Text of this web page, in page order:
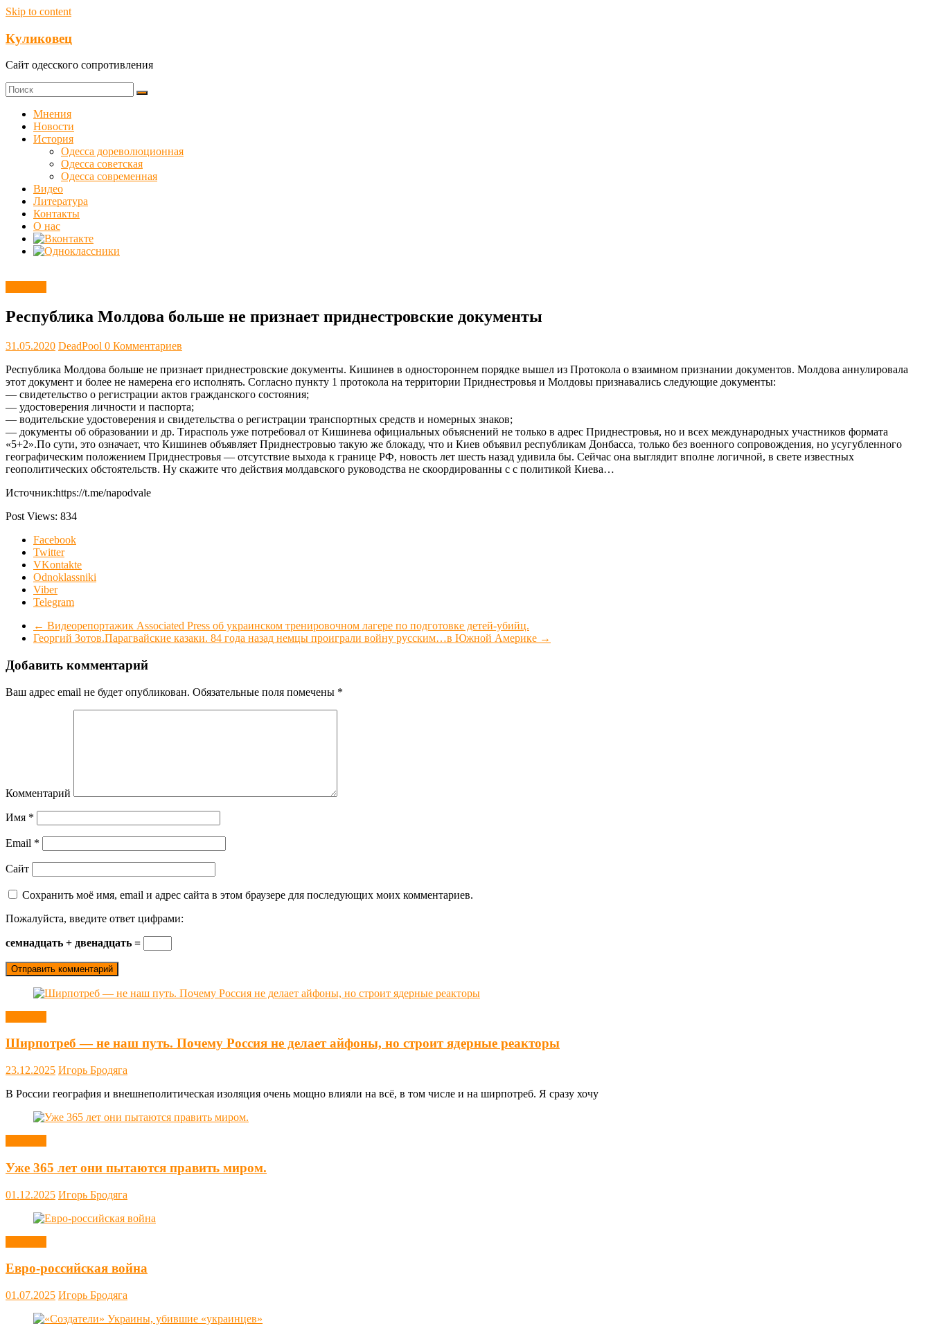
Skip to content
Куликовец
Сайт одесского сопротивления
Мнения
Новости
История
Одесса дореволюционная
Одесса советская
Одесса современная
Видео
Литература
Контакты
О нас
Республика Молдова больше не признает приднестровские документы
31.05.2020 DeadPool 0 Комментариев
Республика Молдова больше не признает приднестровские документы. Кишинев в одностороннем порядке вышел из Протокола о взаимном признании документов. Молдова аннулировала
этот документ и более не намерена его исполнять. Согласно пункту 1 протокола на территории Приднестровья и Молдовы признавались следующие документы:
— свидетельство о регистрации актов гражданского состояния;
— удостоверения личности и паспорта;
— водительские удостоверения и свидетельства о регистрации транспортных средств и номерных знаков;
— документы об образовании и др. Тирасполь уже потребовал от Кишинева официальных объяснений не только в адрес Приднестровья, но и всех международных участников формата
«5+2».По сути, это означает, что Кишинев объявляет Приднестровью такую же блокаду, что и Киев объявил республикам Донбасса, только без военного сопровождения, но усугубленного
географическим положением Приднестровья — отсутствие выхода к границе РФ, новость лет шесть назад удивила бы. Сейчас она выглядит вполне логичной, в свете известных
геополитических обстоятельств. Ну скажите что действия молдавского руководства не скоордированны с с политикой Киева…
Источник:https://t.me/napodvale
Post Views: 834
Facebook
Twitter
VKontakte
Odnoklassniki
Viber
Telegram
← Видеорепортажик Associated Press об украинском тренировочном лагере по подготовке детей-убийц.
Георгий Зотов.Парагвайские казаки. 84 года назад немцы проиграли войну русским…в Южной Америке →
Добавить комментарий
Ваш адрес email не будет опубликован. Обязательные поля помечены *
Комментарий
Имя *
Email *
Сайт
Сохранить моё имя, email и адрес сайта в этом браузере для последующих моих комментариев.
Пожалуйста, введите ответ цифрами:
семнадцать + двенадцать =
Ширпотреб — не наш путь. Почему Россия не делает айфоны, но строит ядерные реакторы
23.12.2025 Игорь Бродяга
В России география и внешнеполитическая изоляция очень мощно влияли на всё, в том числе и на ширпотреб. Я сразу хочу
Уже 365 лет они пытаются править миром.
01.12.2025 Игорь Бродяга
Евро-российская война
01.07.2025 Игорь Бродяга